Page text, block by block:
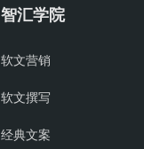
智汇学院
软文营销
软文撰写
经典文案